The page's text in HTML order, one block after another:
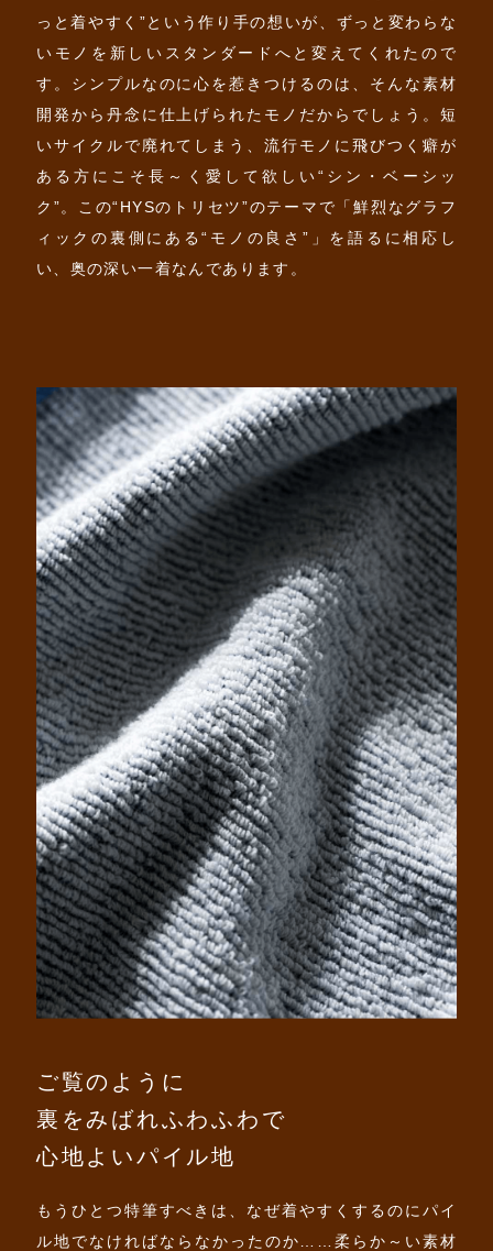
っと着やすく”という作り手の想いが、ずっと変わらな
いモノを新しいスタンダードへと変えてくれたので
す。シンプルなのに心を惹きつけるのは、そんな素材
開発から丹念に仕上げられたモノだからでしょう。短
いサイクルで廃れてしまう、流行モノに飛びつく癖が
ある方にこそ長～く愛して欲しい“シン・ベーシッ
ク”。この“HYSのトリセツ”のテーマで「鮮烈なグラフ
ィックの裏側にある“モノの良さ”」を語るに相応し
い、奥の深い一着なんであります。
ご覧のように
裏をみばれふわふわで
心地よいパイル地
もうひとつ特筆すべきは、なぜ着やすくするのにパイ
ル地でなければならなかったのか……柔らか～い素材